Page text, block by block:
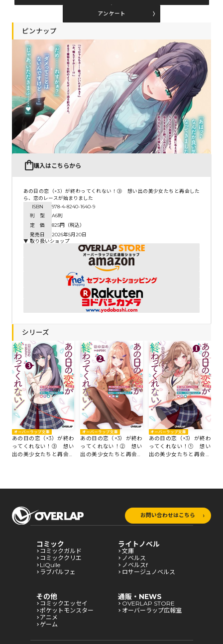
コミックエッセイ
閉じる
アンケート
ピンナップ
購入はこちらから
あの日の恋（×3）が終わってくれない！③ 想い出の美少女たちと再会した
ら、恋のレースが始まりました
ISBN
978-4-8240-1640-9
判 型
A6判
定 価
825円（税込）
発売日
2026年5月20日
▼ 取り扱いショップ
シリーズ
オーバーラップ文庫
あの日の恋（×3）が終わ
ってくれない！③ 想い
出の美少女たちと再会し
オーバーラップ文庫
あの日の恋（×3）が終わ
ってくれない！② 想い
出の美少女たちと再会し
オーバーラップ文庫
あの日の恋（×3）が終わ
ってくれない！① 想い
出の美少女たちと再会し
お問い合わせはこちら
コミック
コミックガルド
コミッククリエ
LiQulle
ラブパルフェ
ライトノベル
文庫
ノベルス
ノベルスf
ロサージュノベルス
その他
コミックエッセイ
ポケットモンスター
アニメ
ゲーム
通販・NEWS
OVERLAP STORE
オーバーラップ広報室